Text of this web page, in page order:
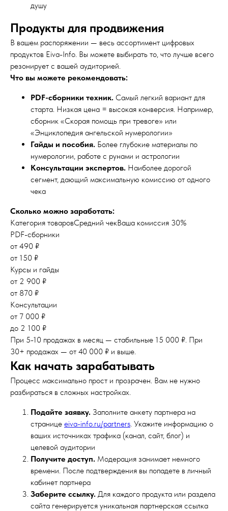
душу
Продукты для продвижения
В вашем распоряжении — весь ассортимент цифровых
продуктов Eiva-Info. Вы можете выбирать то, что лучше всего
резонирует с вашей аудиторией.
Что вы можете рекомендовать:
PDF-сборники техник. Самый легкий вариант для
старта. Низкая цена = высокая конверсия. Например,
сборник «Скорая помощь при тревоге» или
«Энциклопедия ангельской нумерологии»
Гайды и пособия. Более глубокие материалы по
нумерологии, работе с рунами и астрологии
Консультации экспертов. Наиболее дорогой
сегмент, дающий максимальную комиссию от одного
чека
Сколько можно заработать:
Категория товаровСредний чекВаша комиссия 30%
PDF-сборники
от 490 ₽
от 150 ₽
Курсы и гайды
от 2 900 ₽
от 870 ₽
Консультации
от 7 000 ₽
до 2 100 ₽
При 5-10 продажах в месяц — стабильные 15 000 ₽. При
30+ продажах — от 40 000 ₽ и выше.
Как начать зарабатывать
Процесс максимально прост и прозрачен. Вам не нужно
разбираться в сложных настройках.
Подайте заявку. Заполните анкету партнера на
странице eiva-info.ru/partners. Укажите информацию о
ваших источниках трафика (канал, сайт, блог) и
целевой аудитории
Получите доступ. Модерация занимает немного
времени. После подтверждения вы попадете в личный
кабинет партнера
Заберите ссылку. Для каждого продукта или раздела
сайта генерируется уникальная партнерская ссылка